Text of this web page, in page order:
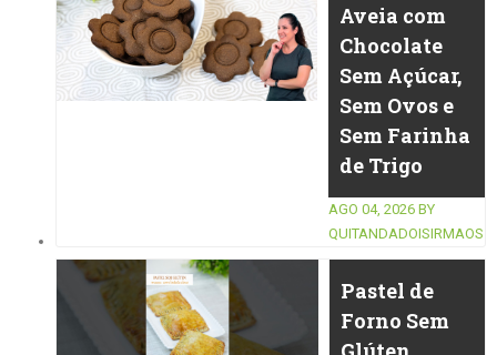
Aveia com
Chocolate
Sem Açúcar,
Sem Ovos e
Sem Farinha
de Trigo
AGO 04, 2026 BY
QUITANDADOISIRMAOS
Pastel de
Forno Sem